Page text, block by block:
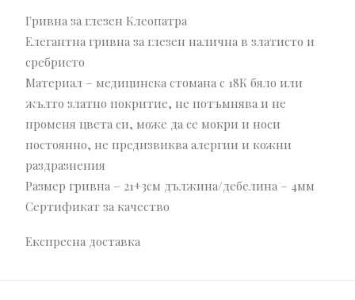
Гривна за глезен Клеопатра
Елегантна гривна за глезен налична в златисто и
сребристо
Материал – медицинска стомана с 18К бяло или
жълто златно покритие, не потъмнява и не
променя цвета си, може да се мокри и носи
постоянно, не предизвиква алергии и кожни
раздразнения
Размер гривна – 21+3см дължина/дебелина – 4мм
Сертификат за качество
Експресна доставка